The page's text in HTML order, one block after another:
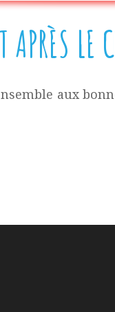
APRÈS LE
aux